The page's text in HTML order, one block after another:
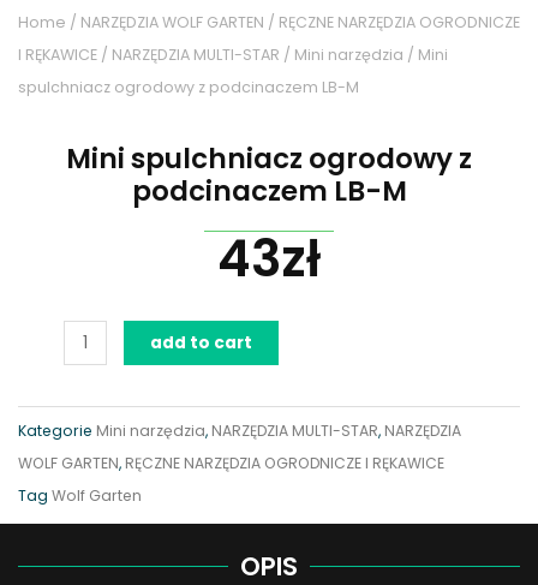
Home / NARZĘDZIA WOLF GARTEN / RĘCZNE NARZĘDZIA OGRODNICZE
I RĘKAWICE / NARZĘDZIA MULTI-STAR / Mini narzędzia / Mini
spulchniacz ogrodowy z podcinaczem LB-M
Mini spulchniacz ogrodowy z
podcinaczem LB-M
43zł
spulchniacz
z
podcinaczem
add to cart
Kategorie Mini narzędzia, NARZĘDZIA MULTI-STAR, NARZĘDZIA
WOLF GARTEN, RĘCZNE NARZĘDZIA OGRODNICZE I RĘKAWICE
Tag Wolf Garten
OPIS